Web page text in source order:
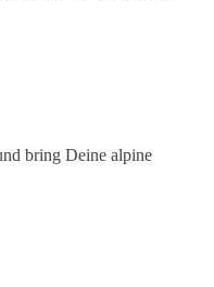
bring Deine alpine